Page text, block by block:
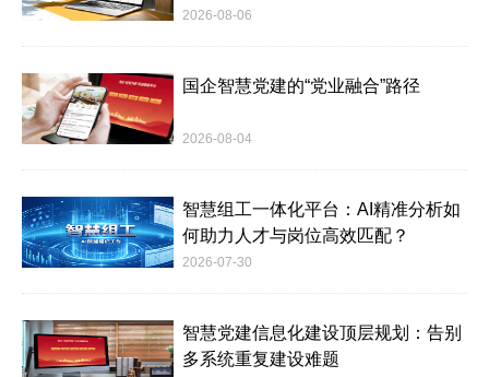
2026-08-06
国企智慧党建的“党业融合”路径
2026-08-04
智慧组工一体化平台：AI精准分析如
何助力人才与岗位高效匹配？
2026-07-30
智慧党建信息化建设顶层规划：告别
多系统重复建设难题